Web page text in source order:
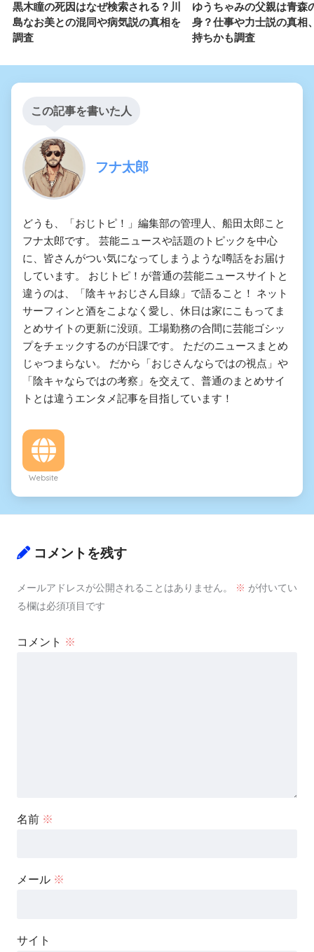
黒木瞳の死因はなぜ検索される？川
島なお美との混同や病気説の真相を
調査
ゆうちゃみの父親は青森
身？仕事や力士説の真相
持ちかも調査
この記事を書いた人
フナ太郎
どうも、「おじトピ！」編集部の管理人、船田太郎こと
フナ太郎です。 芸能ニュースや話題のトピックを中心
に、皆さんがつい気になってしまうような噂話をお届け
しています。 おじトピ！が普通の芸能ニュースサイトと
違うのは、「陰キャおじさん目線」で語ること！ ネット
サーフィンと酒をこよなく愛し、休日は家にこもってま
とめサイトの更新に没頭。工場勤務の合間に芸能ゴシッ
プをチェックするのが日課です。 ただのニュースまとめ
じゃつまらない。 だから「おじさんならではの視点」や
「陰キャならではの考察」を交えて、普通のまとめサイ
トとは違うエンタメ記事を目指しています！
Website
コメントを残す
メールアドレスが公開されることはありません。 ※ が付いてい
る欄は必須項目です
コメント ※
名前 ※
メール ※
サイト